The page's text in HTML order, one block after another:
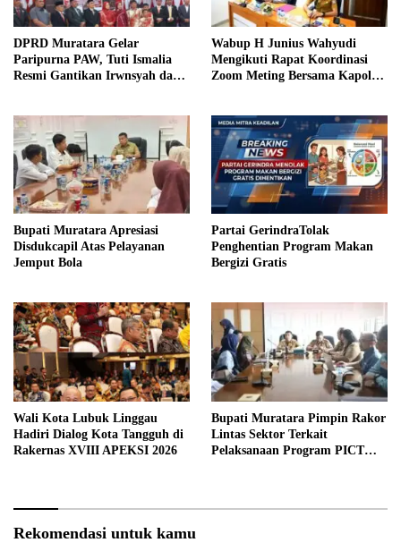
DPRD Muratara Gelar
Paripurna PAW, Tuti Ismalia
Resmi Gantikan Irwnsyah dari
Wabup H Junius Wahyudi
Mengikuti Rapat Koordinasi
Zoom Meting Bersama Kapolres
Bupati Muratara Apresiasi
Disdukcapil Atas Pelayanan
Jemput Bola
Partai GerindraTolak
Penghentian Program Makan
Bergizi Gratis
Wali Kota Lubuk Linggau
Hadiri Dialog Kota Tangguh di
Rakernas XVIII APEKSI 2026
Bupati Muratara Pimpin Rakor
Lintas Sektor Terkait
Pelaksanaan Program PICT
Rekomendasi untuk kamu